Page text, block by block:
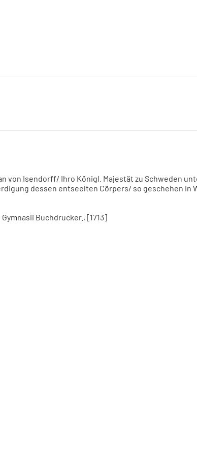
von Isendorff/ Ihro Königl. Majestät zu Schweden
dessen entseelten Cörpers/ so geschehen in
Buchdrucker., [1713]